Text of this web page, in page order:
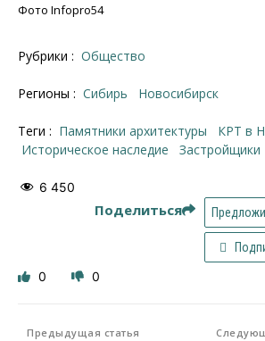
Фото Infopro54
Рубрики : Общество
Регионы : Сибирь Новосибирск
Теги : Памятники архитектуры
КРТ в
историческое наследие
6 450
Поделиться
0 0
Предыдущая статья